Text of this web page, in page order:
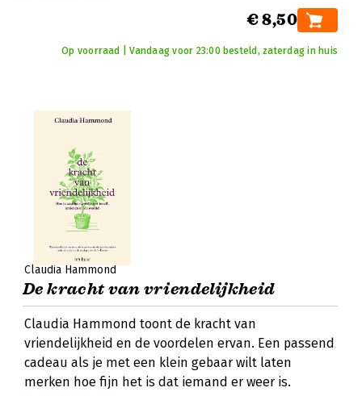
€ 8,50
Op voorraad | Vandaag voor 23:00 besteld, zaterdag in huis
Claudia Hammond
De kracht van vriendelijkheid
Claudia Hammond toont de kracht van
vriendelijkheid en de voordelen ervan. Een passend
cadeau als je met een klein gebaar wilt laten
merken hoe fijn het is dat iemand er weer is.